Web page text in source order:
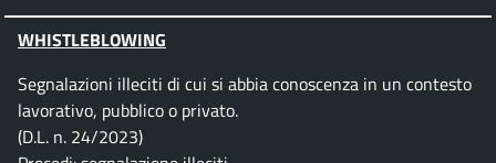
WHISTLEBLOWING
Segnalazioni illeciti di cui si abbia conoscenza in un contesto
lavorativo, pubblico o privato.
(D.L. n. 24/2023)